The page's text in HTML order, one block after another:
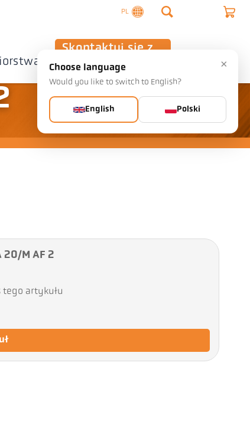
PL
Skontaktuj się z
nami
20/M AF 2
tego artykułu
×
Choose language
Would you like to switch to English?
English Polski